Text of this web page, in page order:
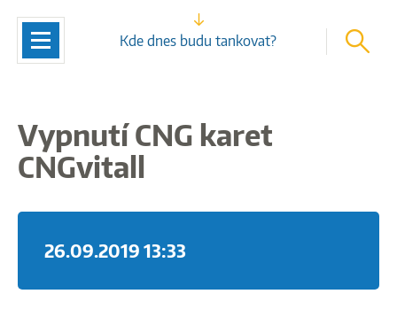
Kde dnes budu tankovat? vyhledat
Navigace
Vypnutí CNG karet
CNGvitall
26.09.2019 13:33